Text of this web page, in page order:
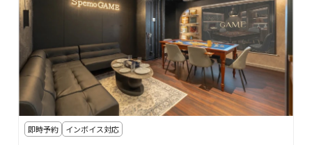
即時予約 インボイス対応